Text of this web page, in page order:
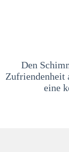
Den
Zufriendenheit
eine